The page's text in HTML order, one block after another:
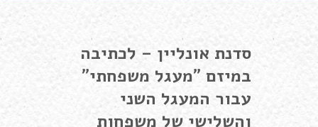
סדנת אונליין – לכתיבה
במיזם "מעגל משפחתי"
עבור המעגל השני
והשלישי של משפחות